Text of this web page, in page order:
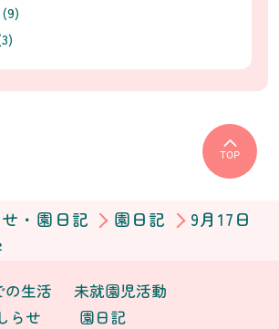
TOP
・園日記 園日記
9月17日
の生活
未就園児活動
らせ
園日記